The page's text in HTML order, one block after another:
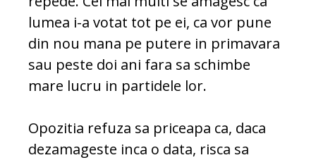
lumea i-a votat tot pe ei, ca vor pune
din nou mana pe putere in primavara
sau peste doi ani fara sa schimbe
mare lucru in partidele lor.
Opozitia refuza sa priceapa ca, daca
dezamageste inca o data, risca sa